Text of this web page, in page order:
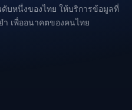
บหนึ่งของไทย ให้บริการข้อมูลที่
ำ เพื่ออนาคตของคนไทย